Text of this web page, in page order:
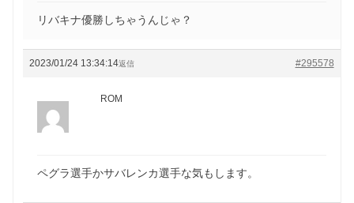
リバキナ優勝しちゃうんじゃ？
2023/01/24 13:34:14 #295578
返信
ROM
ペグラ選手かサバレンカ選手な気もします。